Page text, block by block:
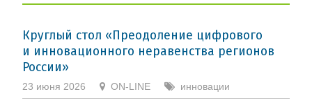
Круглый стол «Преодоление цифрового
и инновационного неравенства регионов
России»
23 июня 2026 ON-LINE инновации